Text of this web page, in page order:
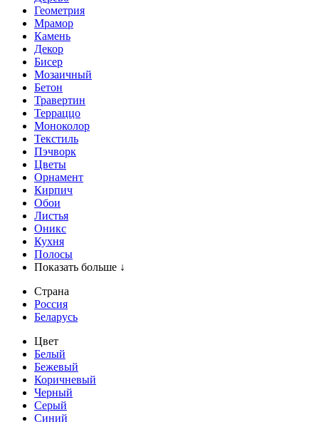
Геометрия
Мрамор
Камень
Декор
Бисер
Мозаичный
Бетон
Травертин
Терраццо
Моноколор
Текстиль
Пэчворк
Цветы
Орнамент
Кирпич
Обои
Листья
Оникс
Кухня
Полосы
Показать больше ↓
Страна
Россия
Беларусь
Цвет
Белый
Бежевый
Коричневый
Черный
Серый
Синий